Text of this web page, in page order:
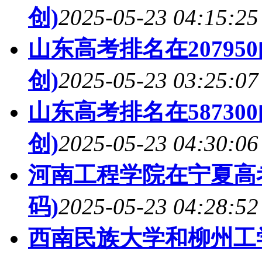
创)2025-05-23 04:15:25
山东高考排名在
创)2025-05-23 03:25:07
山东高考排名在
创)2025-05-23 04:30:06
河南工程学院在宁夏
码)2025-05-23 04:28:52
西南民族大学和柳州